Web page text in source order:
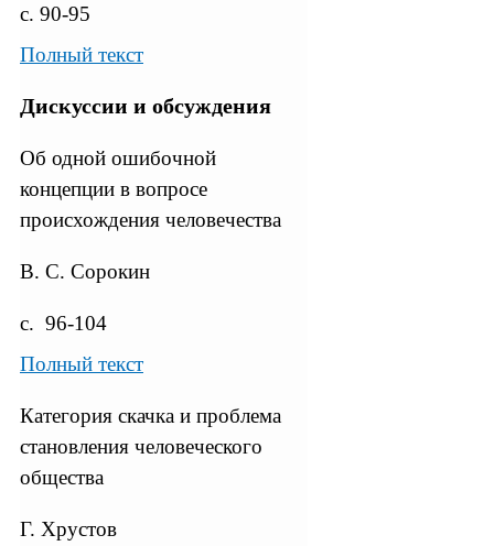
с. 90-95
Полный текст
Дискуссии и обсуждения
Об одной ошибочной
концепции в вопросе
происхождения человечества
В. С. Сорокин
с. 96-104
Полный текст
Категория скачка и проблема
становления человеческого
общества
Г. Хрустов